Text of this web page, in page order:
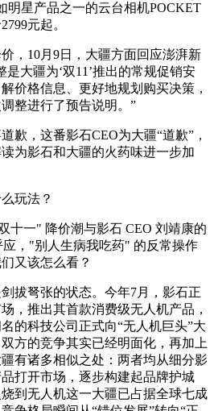
明星产品之一的云台相机POCKET
元起。
，10月9日，大疆方面回应澎湃新
大疆为‘双11’推出的常规促销安
价格信息、更好地规划购买决策，
整进行了预告说明。”
歉，这番影石CEO为大疆“道歉”，
为影石和大疆的火药味进一步加
玩法？
十一" 降价潮与影石 CEO 刘靖康的
，"别人生病我吃药" 的反常操作
又该怎么看？
拔弩张的状态。今年7月，影石正
，推出其首款消费级无人机产品，
的科技公司正式向“无人机巨头”大
方的竞争其实已经明面化，再加上
有诸多相似之处：两者均从细分影
打开市场，逐步构建起品牌护城
到无人机这一大疆已占据全球七成